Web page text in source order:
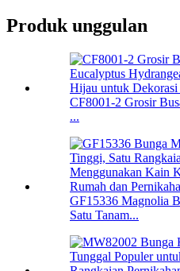
Produk unggulan
CF8001-2 Grosir
...
GF15336 Magnolia
Satu Tanam...